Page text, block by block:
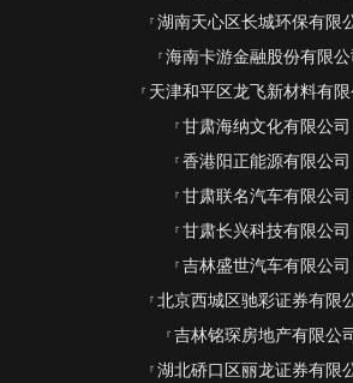
湖南天心区长城环保有限
海南卡游金融股份有限公
天津和平区龙飞新材料有限
甘肃海纳文化有限公司
香港阳正能源有限公司
甘肃联名汽车有限公司
甘肃长兴科技有限公司
吉林盛世汽车有限公司
北京西城区驰彩证券有限
吉林铭琛房地产有限公司
湖北硚口区丽龙证券有限